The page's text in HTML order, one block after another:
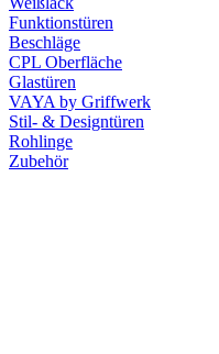
Funktionstüren
Beschläge
CPL Oberfläche
Glastüren
VAYA by Griffwerk
Stil- & Designtüren
Rohlinge
Zubehör